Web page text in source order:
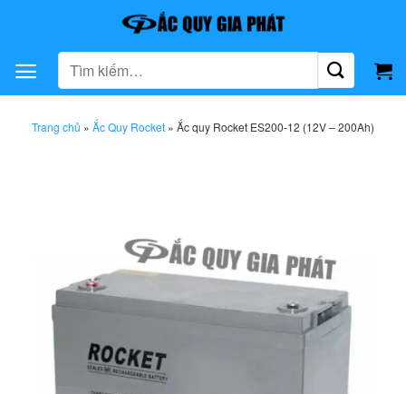
dung
Tìm
kiếm:
Trang chủ » Ắc Quy Rocket » Ắc quy Rocket ES200-12 (12V – 200Ah)